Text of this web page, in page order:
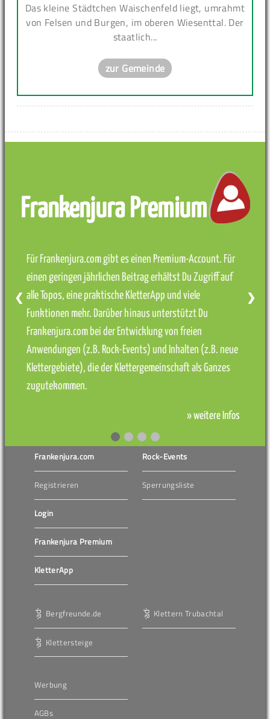
Das kleine Städtchen Waischenfeld liegt, umrahmt
von Felsen und Burgen, im oberen Wiesenttal. Der
staatlich...
zur Gemeinde
Frankenjura Premium
Für Frankenjura.com gibt es einen Premium-Account. Für
einen geringen jährlichen Beitrag erhältst Du Zugriff auf
alle Topos, eine praktische KletterApp und viele
Funktionen mehr. Darüber hinaus unterstützt Du
Frankenjura.com bei der Entwicklung von freien
Anwendungen (z.B. Rock-Events) und Inhalten (z.B. neue
Klettergebiete), die der Klettergemeinschaft als Ganzes
zugutekommen.
» weitere Infos
❮ ❯
Frankenjura.com
Registrieren
Login
Frankenjura Premium
KletterApp
Rock-Events
Sperrungsliste
Bergfreunde.de
Klettersteige
Klettern Trubachtal
Werbung
AGBs